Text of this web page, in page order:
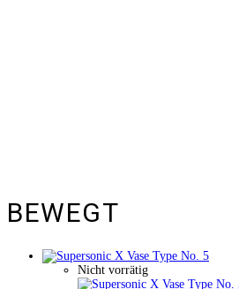
BEWEGT
Nicht vorrätig